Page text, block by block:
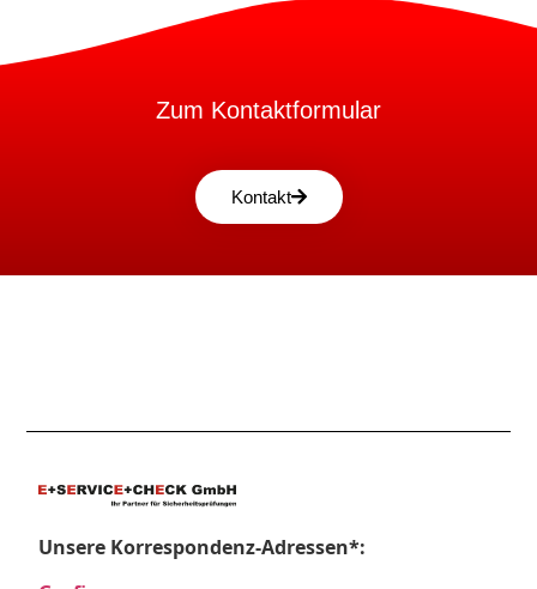
Zum Kontaktformular
Kontakt
Unsere Korrespondenz-Adressen*: